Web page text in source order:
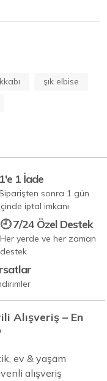
şık elbise
1'e 1 İade
Siparişten sonra 1 gün
iptal imkanı
🕘 7/24 Özel Destek
Her yerde ve her zaman
destek
Alışveriş – En
ev & yaşam
alışveriş